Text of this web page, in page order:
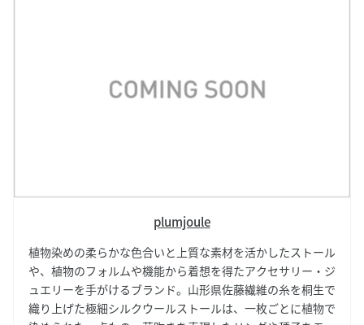
plumjoule
植物染めの柔らかな色合いと上質な素材を活かしたストール
や、植物のフォルムや機能から着想を得たアクセサリー・ジ
ュエリーを手がけるブランド。山形県佐藤繊維の糸を桐生で
織り上げた極細シルクウールストールは、一枚ごとに植物で